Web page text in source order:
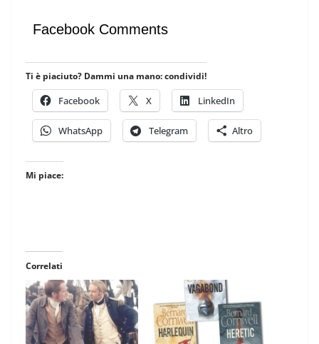
Facebook Comments
Ti è piaciuto? Dammi una mano: condividi!
Facebook X LinkedIn
WhatsApp Telegram Altro
Mi piace:
Correlati